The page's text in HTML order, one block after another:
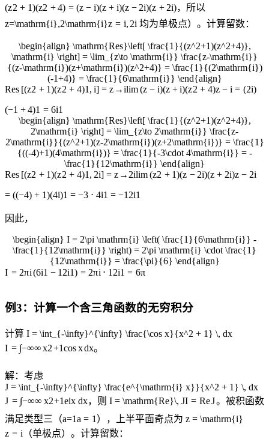
(z2 + 1)(z2 + 4) = (z − i)(z + i)(z − 2i)(z + 2i)，所以
z=\mathrm{i},2\mathrm{i}z = i, 2i 均为单极点）。计算留数：
\begin{align} \mathrm{Res}\left[ \frac{1}{(z^2+1)(z^2+4)},
\mathrm{i} \right] = \lim_{z\to \mathrm{i}} \frac{z-\mathrm{i}}
{(z-\mathrm{i})(z+\mathrm{i})(z^2+4)} = \frac{1}{(2\mathrm{i})
(-1+4)} = \frac{1}{6\mathrm{i}} \end{align}
Res [(z2 + 1)(z2 + 4)1, i] = z →ilim(z − i)(z + i)(z2 + 4)z − i = (2i)
(−1 + 4)1 = 6i1
\begin{align} \mathrm{Res}\left[ \frac{1}{(z^2+1)(z^2+4)},
2\mathrm{i} \right] = \lim_{z\to 2\mathrm{i}} \frac{z-
2\mathrm{i}}{(z^2+1)(z-2\mathrm{i})(z+2\mathrm{i})} = \frac{1}
{((-4)+1)(4\mathrm{i})} = \frac{1}{-3\cdot 4\mathrm{i}} = -
\frac{1}{12\mathrm{i}} \end{align}
Res [(z2 + 1)(z2 + 4)1 , 2i] = z → 2ilim(z2 + 1)(z − 2i)(z + 2i)z − 2i
= ((−4) + 1)(4i)1 = −3 ⋅ 4i1 = −12i1
因此，
\begin{align} I = 2\pi \mathrm{i} \left( \frac{1}{6\mathrm{i}} -
\frac{1}{12\mathrm{i}} \right) = 2\pi \mathrm{i} \cdot \frac{1}
{12\mathrm{i}} = \frac{\pi}{6} \end{align}
I = 2πi(6i1 − 12i1) = 2πi ⋅ 12i1 = 6π
例3：计算一个含三角函数的无穷积分
计算 I = \int_{-\infty}^{\infty} \frac{\cos x}{x^2 + 1} \, dx
I = ∫−∞∞ x2+1cos xdx。
解：考虑
J = \int_{-\infty}^{\infty} \frac{e^{\mathrm{i} x}}{x^2 + 1} \, dx
J = ∫−∞∞ x2+1eix dx，则 I = \mathrm{Re}\, JI = ReJ。被积函数
满足类型三（a=1a = 1 ），上半平面奇点为 z = \mathrm{i}
z = i （单极点）。计算留数：